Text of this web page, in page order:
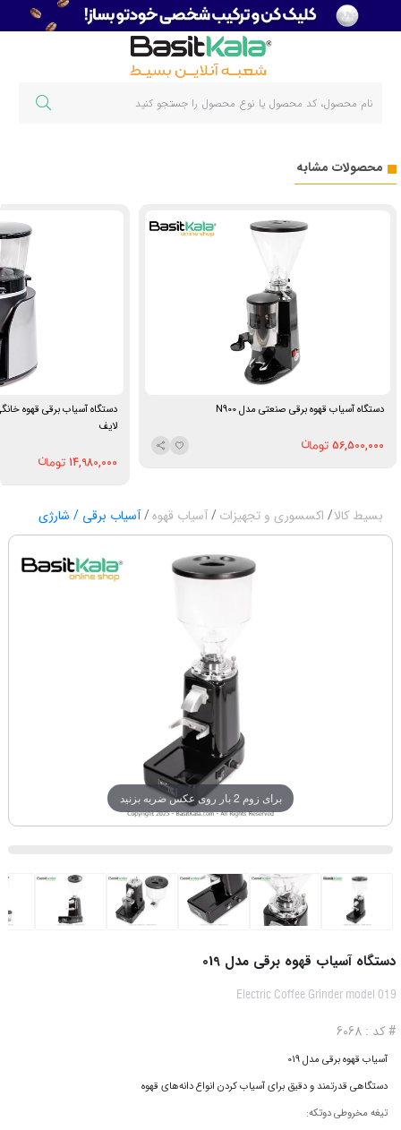
محصولات مشابه
دستگاه آسیاب قهوه برقی صنعتی مدل N900
56,500,000
لایف
14,980,000
بسیط کالا اکسسوری و تجهیزات آسیاب قهوه آسیاب برقی / شارژی
برای زوم 2 بار روی عکس ضربه بزنید
دستگاه آسیاب قهوه برقی مدل 019
Electric Coffee Grinder model 019
# کد : 6068
آسیاب قهوه برقی مدل 019
دستگاهی قدرتمند و دقیق برای آسیاب کردن انواع دانه‌های قهوه
تیغه مخروطی دوتکه: